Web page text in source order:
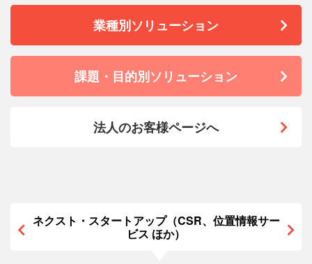
業種別ソリューション
課題・目的別ソリューション
法人のお客様ページへ
ネクスト・スタートアップ（CSR、位置情報サー
ビス ほか）